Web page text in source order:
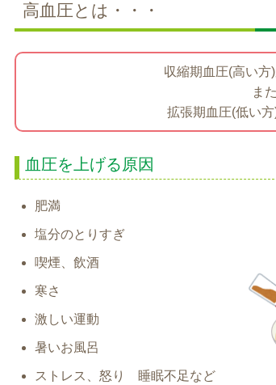
高血圧とは・・・
収縮期血圧(高い方
ま
拡張期血圧(低い
血圧を上げる原因
肥満
塩分のとりすぎ
喫煙、飲酒
寒さ
激しい運動
暑いお風呂
ストレス、怒り 睡眠不足など